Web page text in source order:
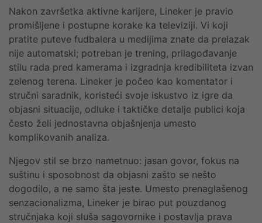
Nakon završetka aktivne karijere, Lineker je pravio
promišljene i postupne korake ka televiziji. Vi koji
pratite puteve fudbalera u medijima znate da prelazak
nije automatski; potreban je trening, prilagođavanje
stilu rada pred kamerama i izgradnja kredibiliteta izvan
zelenog terena. Lineker je počeo kao komentator i
stručni saradnik, koristeći svoje iskustvo iz igre da
objasni situacije, odluke i taktičke detalje publici koja
često želi jednostavna objašnjenja umesto
komplikovanih analiza.
Njegov stil se brzo nametnuo: jasan govor, fokus na
suštinu i sposobnost da objasni zašto se nešto
dogodilo, a ne samo šta jeste. Umesto prenaglašenog
senzacionalizma, Lineker je birao put pouzdanog
stručnjaka koji sluša sagovornike i postavlja prava